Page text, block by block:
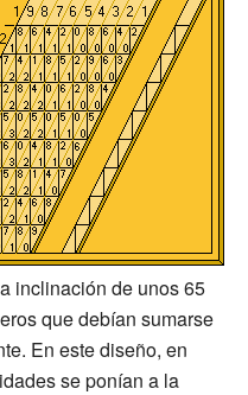
inclinación de unos 65
que debían sumarse
En este diseño, en
se ponían a la